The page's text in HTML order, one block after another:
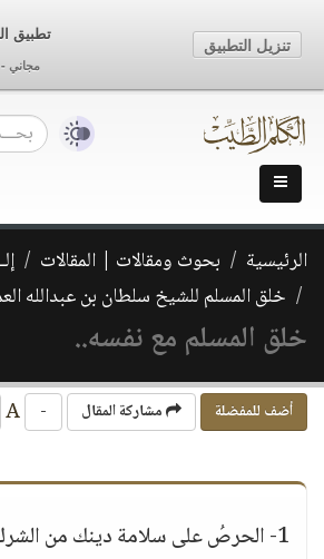
الرئيسية بحوث ومقالات | المقالات
خلق المسلم للشيخ سلطان بن عبدالله
خلق المسلم مع نفسه..
أضف للمفضلة مشاركة المقال -
1- الحرصُ على سلامة دينك من
تطبيق
مجاني -
تنزيل التطبيق